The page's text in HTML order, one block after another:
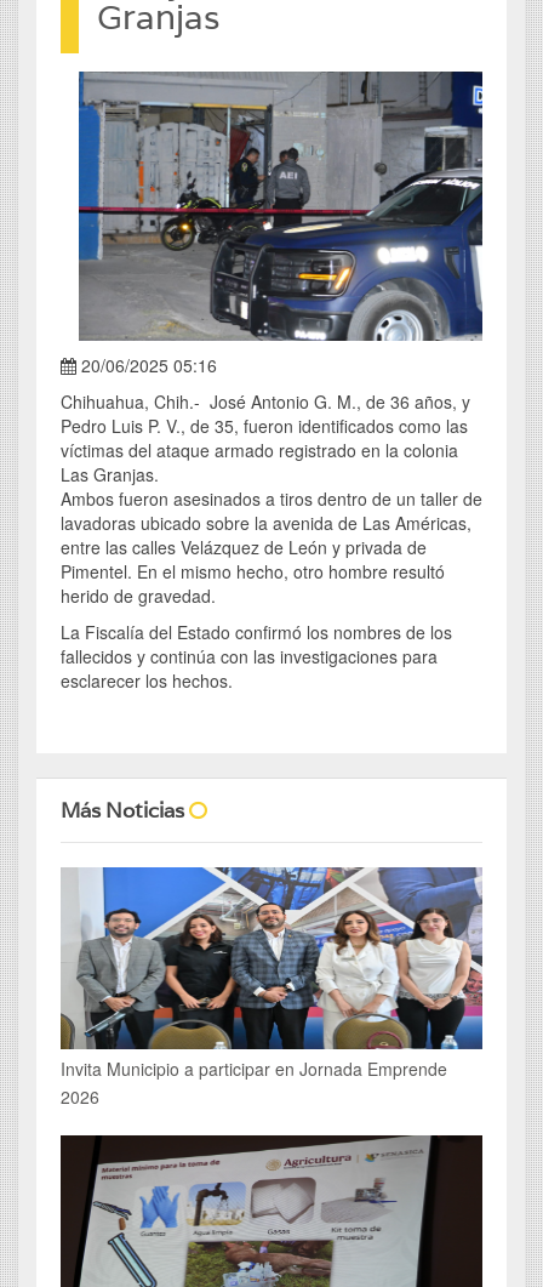
Granjas
20/06/2025 05:16
Chihuahua, Chih.- José Antonio G. M., de 36 años, y
Pedro Luis P. V., de 35, fueron identificados como las
víctimas del ataque armado registrado en la colonia
Las Granjas.
Ambos fueron asesinados a tiros dentro de un taller de
lavadoras ubicado sobre la avenida de Las Américas,
entre las calles Velázquez de León y privada de
Pimentel. En el mismo hecho, otro hombre resultó
herido de gravedad.
La Fiscalía del Estado confirmó los nombres de los
fallecidos y continúa con las investigaciones para
esclarecer los hechos.
Más Noticias
Invita Municipio a participar en Jornada Emprende
2026